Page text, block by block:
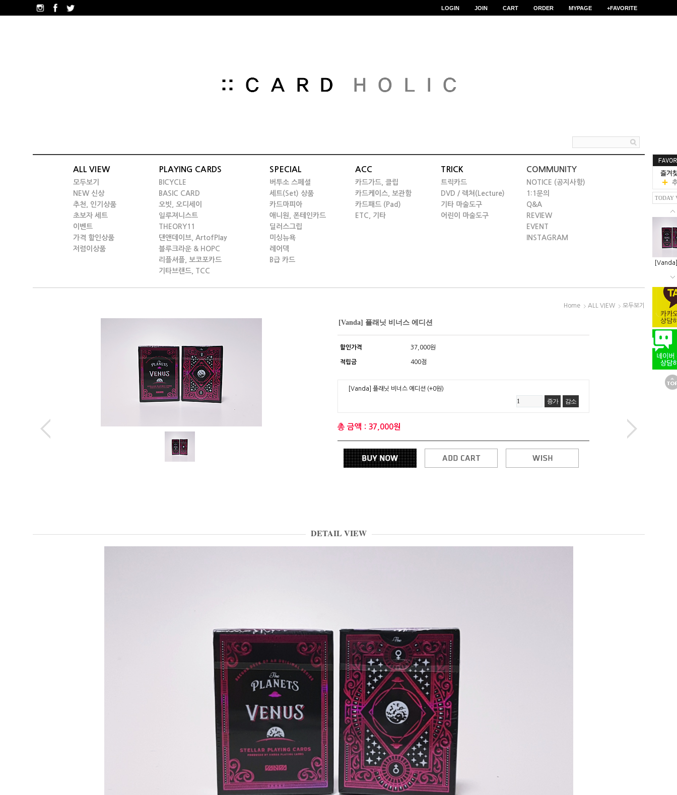
LOGIN JOIN CART ORDER MYPAGE +FAVORITE
ALL VIEW
모두보기
NEW 신상
추천, 인기상품
초보자 세트
이벤트
가격 할인상품
저렴이상품
PLAYING CARDS
BICYCLE
BASIC CARD
오빗, 오디세이
일루져니스트
THEORY11
댄앤데이브, ArtofPlay
블루크라운 & HOPC
리플셔플, 보코포카드
기타브랜드, TCC
SPECIAL
버투소 스페셜
세트(Set) 상품
카드마피아
애니원, 폰테인카드
딜러스그립
미싱뉴욕
레어덱
B급 카드
ACC
카드가드, 클립
카드케이스, 보관함
카드패드 (Pad)
ETC, 기타
TRICK
트릭카드
DVD / 렉쳐(Lecture)
기타 마술도구
어린이 마술도구
COMMUNITY
NOTICE (공지사항)
1:1문의
Q&A
REVIEW
EVENT
INSTAGRAM
TODAY
Home ALL VIEW 모두보기
[Vanda] 플래닛 비너스 에디션
할인가격 37,000원
적립금 400점
[Vanda] 플래닛 비너스 에디션 (+0원)
증가 감소
총 금액 : 37,000원
DETAIL VIEW